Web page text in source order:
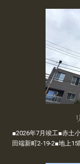
■2026年7月竣工■赤土
田端新町2-19-2■地上15